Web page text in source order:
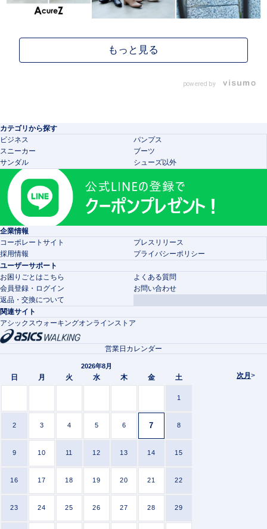
powered by
カテゴリから探す
ビジネス
パンプス
スニーカー
ブーツ
サンダル
シューズ以外
企業情報
コーポレートサイト
プレスリリース
採用情報
プライバシーポリシー
ユーザーサポート
お困りごとはこちら
よくある質問
会員登録・ログイン
お問い合わせ
返品・交換について
関連サイト
アシックスウォーキングオンラインストア
次月 >
営業日カレンダー
2026年8月
日 月 火 水 木 金 土
1
2 3 4 5 6 7 8
9 10 11 12 13 14 15
16 17 18 19 20 21 22
23 24 25 26 27 28 29